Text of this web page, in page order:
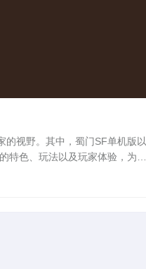
视野。其中，蜀门SF单机版以
特色、玩法以及玩家体验，为热
是一款以蜀门传奇为背景的游